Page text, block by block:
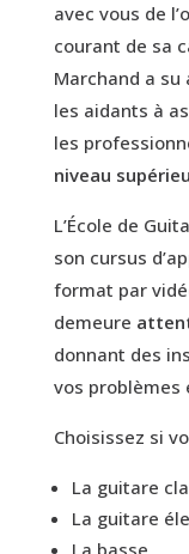
avec vous de
courant de sa
Marchand a
les aidants à
les
niveau
L’École de
son cursus
format par
demeure
donnant des
vos problèmes
Choisissez si
La guitare
La guitare